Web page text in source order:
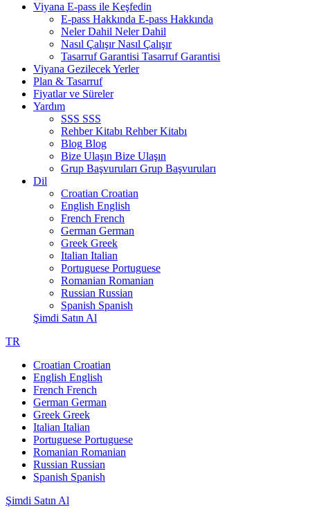
Viyana E-pass ile Keşfedin
E-pass Hakkında E-pass Hakkında
Neler Dahil Neler Dahil
Nasıl Çalışır Nasıl Çalışır
Tasarruf Garantisi Tasarruf Garantisi
Viyana Gezilecek Yerler
Plan & Tasarruf
Fiyatlar ve Süreler
Yardım
SSS SSS
Rehber Kitabı Rehber Kitabı
Blog Blog
Bize Ulaşın Bize Ulaşın
Grup Başvuruları Grup Başvuruları
Dil
Croatian Croatian
English English
French French
German German
Greek Greek
Italian Italian
Portuguese Portuguese
Romanian Romanian
Russian Russian
Spanish Spanish
Şimdi Satın Al
TR
Croatian Croatian
English English
French French
German German
Greek Greek
Italian Italian
Portuguese Portuguese
Romanian Romanian
Russian Russian
Spanish Spanish
Şimdi Satın Al